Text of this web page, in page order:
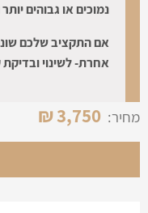
נמוכים או גבוהים
אם התקציב שלכם
אחרת- לשינוי
מחיר: 3,750
₪